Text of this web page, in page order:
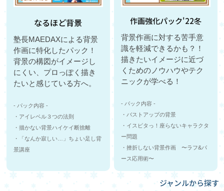
なるほど背景
塾長MAEDAXによる背景
作画に特化したパック！
背景の構図がイメージし
にくい、プロっぽく描き
たいと感じている方へ。
- パック内容 -
・アイレベル３つの法則
・描かない背景ハイケイ断捨離
・「なんか寂しい…」ちょい足し背
景講座
作画強化パック'22冬
背景作画に対する苦手意
識を軽減できるかも？！
描きたいイメージに近づ
くためのノウハウやテク
ニックが学べる！
- パック内容 -
・バストアップの背景
・イスピタっ！座らないキャラクタ
ー問題
・挫折しない背景作画 〜ラフ&パ
ース応用術〜
ジャンルから探す